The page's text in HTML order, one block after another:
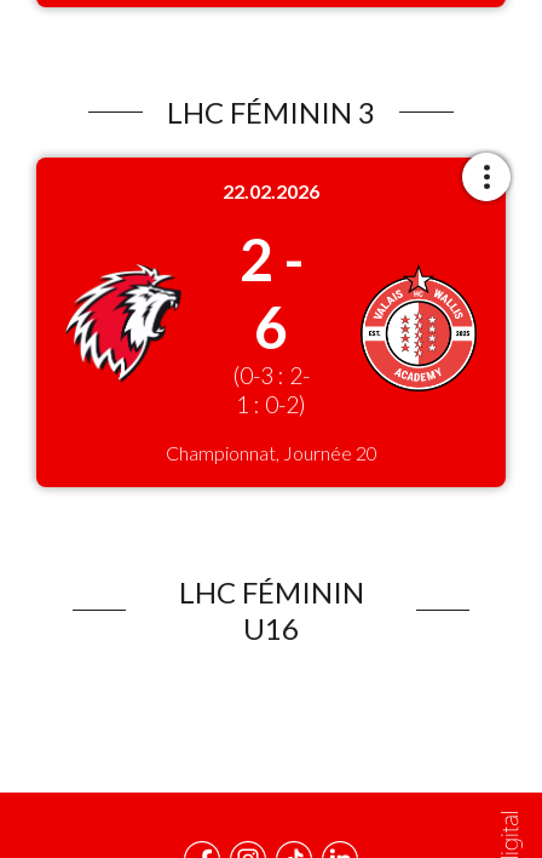
LHC FÉMININ 3
22.02.2026
2 -
6
(0-3 : 2-
1 : 0-2)
Championnat, Journée 20
LHC FÉMININ
U16